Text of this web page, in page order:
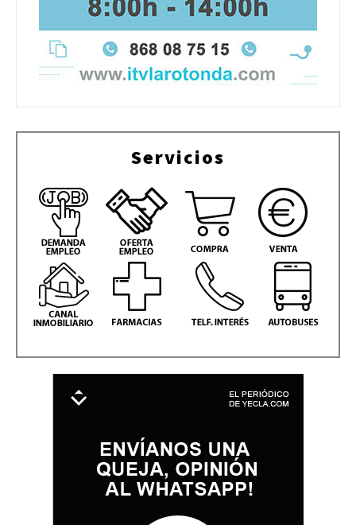
Servicios